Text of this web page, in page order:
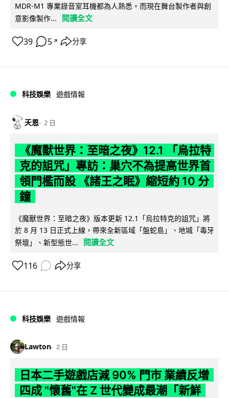
MDR-M1 專業錄音室耳機都為人熟悉。而現在舞台製作者與創
意影像製作...
閱讀全文
39 5 ↗ 分享
科技娛樂 遊戲情報
天恩 2 日
《魔獸世界：至暗之夜》12.1 「烏拉特
克的詛咒」專訪：巢穴不為提高世界首
領門檻而設 《諸王之眠》縮短約 10 分
鐘
《魔獸世界：至暗之夜》版本更新 12.1「烏拉特克的詛咒」將
於 8 月 13 日正式上線，帶來全新區域「盤蛇島」、地城「毒牙
祭壇」、新型態世...
閱讀全文
116 分享
科技娛樂 遊戲情報
Lawton 2 日
日本二手遊戲店減 90% 門市 業績反增
四成 "懷舊"在 Z 世代變成最潮「新鮮